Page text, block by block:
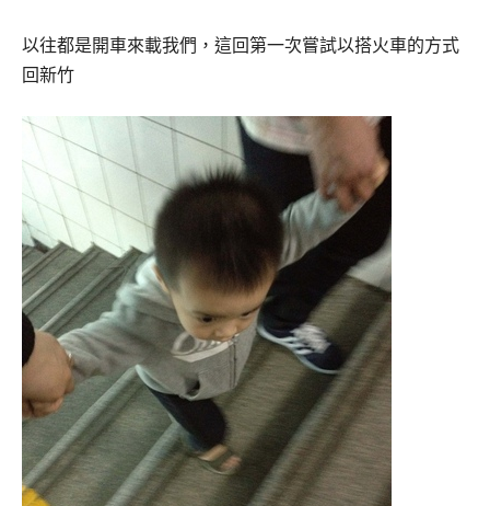
以往都是開車來載我們，這回第一次嘗試以搭火車的方式
回新竹